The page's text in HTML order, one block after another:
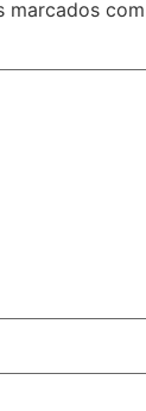
marcados com